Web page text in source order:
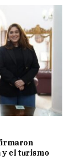
y el turismo